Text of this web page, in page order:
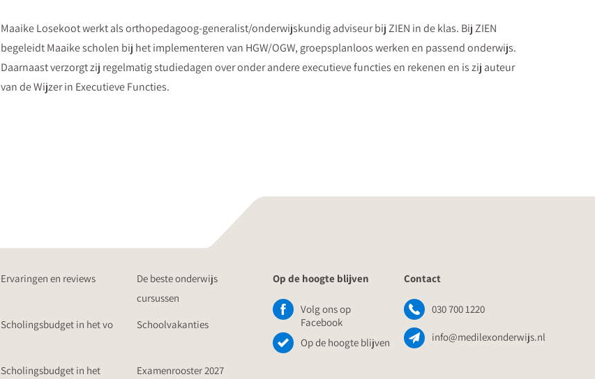
Maaike Losekoot werkt als orthopedagoog-generalist/onderwijskundig adviseur bij ZIEN in de klas. Bij ZIEN
begeleidt Maaike scholen bij het implementeren van HGW/OGW, groepsplanloos werken en passend onderwijs.
Daarnaast verzorgt zij regelmatig studiedagen over onder andere executieve functies en rekenen en is zij auteur
van de Wijzer in Executieve Functies.
Ervaringen en reviews
De beste onderwijs
cursussen
Scholingsbudget in het vo Schoolvakanties
Scholingsbudget in het Examenrooster 2027
Op de hoogte blijven
Volg ons op
Facebook
Op de hoogte blijven
Contact
030 700 1220
info@medilexonderwijs.nl